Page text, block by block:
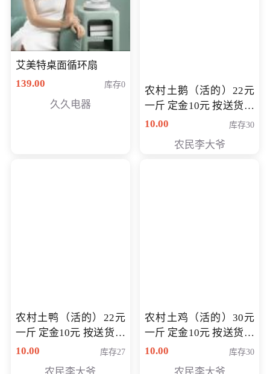
艾美特桌面循环扇
139.00
库存0
久久电器
农村土鹅（活的）22元
一斤 定金10元 按送货交
付时秤重计算货款 定金
10.00 库存30
农民李大爷
农村土鸭（活的）22元
一斤 定金10元 按送货交
付时秤重计算货款 定金
10.00 库存27
农村土鸡（活的）30元
一斤 定金10元 按送货交
付时秤重计算货款 定金
10.00 库存30